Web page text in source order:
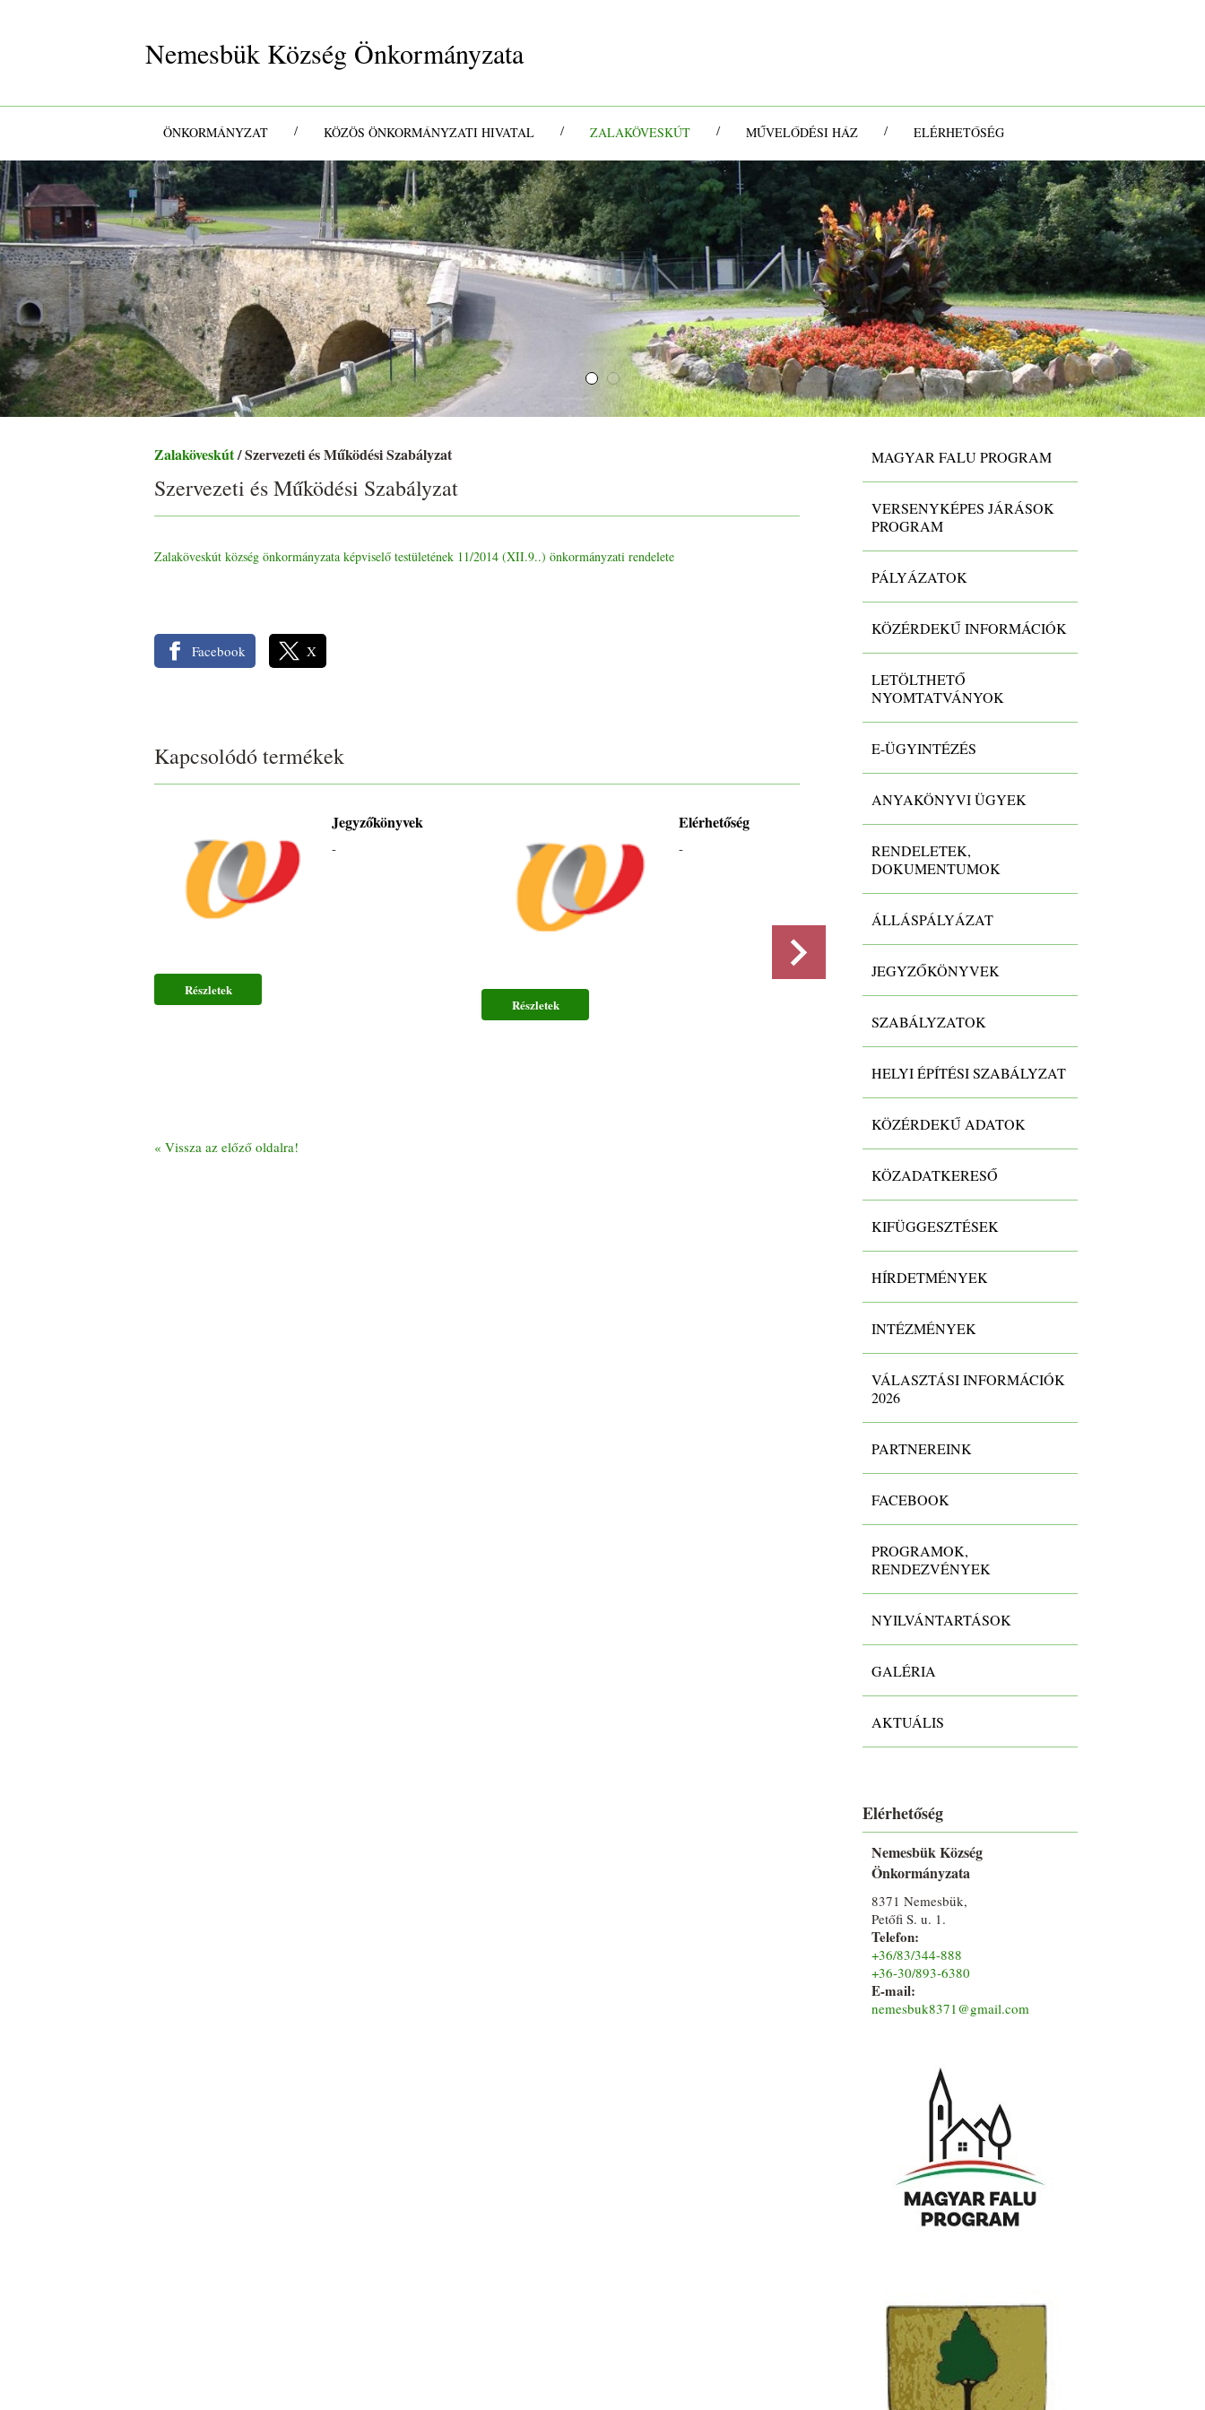
Nemesbük Község Önkormányzata
ÖNKORMÁNYZAT / KÖZÖS ÖNKORMÁNYZATI HIVATAL / ZALAKÖVESKÚT / MŰVELŐDÉSI HÁZ / ELÉRHETŐSÉG
Zalaköveskút/ Szervezeti és Működési Szabályzat
Szervezeti és Működési Szabályzat
Zalaköveskút község önkormányzata képviselő testületének 11/2014 (XII.9..) önkormányzati rendelete
Facebook X
Kapcsolódó termékek
Jegyzőkönyvek
-
Részletek
Elérhetőség
-
Részletek
Törzskönyvi és bankszámla
adatok
-
« Vissza az előző oldalra!
MAGYAR FALU PROGRAM
VERSENYKÉPES JÁRÁSOK
PROGRAM
PÁLYÁZATOK
KÖZÉRDEKŰ INFORMÁCIÓK
LETÖLTHETŐ
NYOMTATVÁNYOK
E-ÜGYINTÉZÉS
ANYAKÖNYVI ÜGYEK
RENDELETEK,
DOKUMENTUMOK
ÁLLÁSPÁLYÁZAT
JEGYZŐKÖNYVEK
SZABÁLYZATOK
HELYI ÉPÍTÉSI SZABÁLYZAT
KÖZÉRDEKŰ ADATOK
KÖZADATKERESŐ
KIFÜGGESZTÉSEK
HÍRDETMÉNYEK
INTÉZMÉNYEK
VÁLASZTÁSI INFORMÁCIÓK
2026
PARTNEREINK
FACEBOOK
PROGRAMOK,
RENDEZVÉNYEK
NYILVÁNTARTÁSOK
GALÉRIA
AKTUÁLIS
Elérhetőség
Nemesbük Község
Önkormányzata
8371 Nemesbük,
Petőfi S. u. 1.
Telefon:
+36/83/344-888
+36-30/893-6380
E-mail:
nemesbuk8371@gmail.com